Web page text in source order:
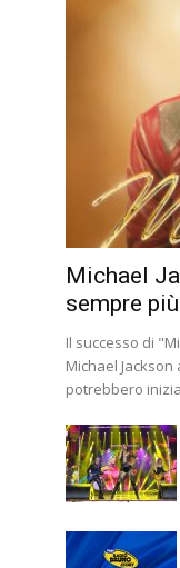
Michael
sempre
Il successo di
Michael
potrebbero